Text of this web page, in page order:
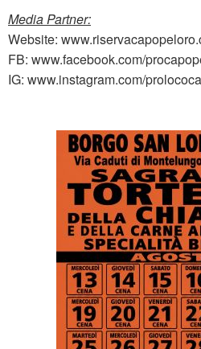
Media Partner:
Website:
FB: www.facebook.com/
IG: www.instagram.com/